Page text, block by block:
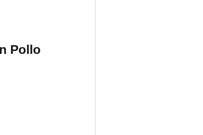
Pollo